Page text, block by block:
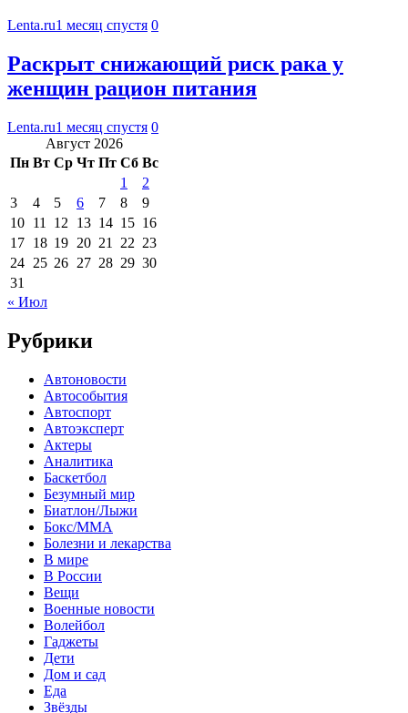
Lenta.ru1 месяц спустя 0
Раскрыт снижающий риск рака у
женщин рацион питания
Lenta.ru1 месяц спустя 0
Август 2026
Пн Вт Ср Чт Пт Сб Вс
1
2
3
4 5 6 7 8
9
10 11 12 13 14 15 16
17 18 19 20 21 22 23
24 25 26 27 28 29 30
31
« Июл
Рубрики
Автоновости
Автособытия
Автоспорт
Автоэксперт
Актеры
Аналитика
Баскетбол
Безумный мир
Биатлон/Лыжи
Бокс/MMA
Болезни и лекарства
В мире
В России
Вещи
Военные новости
Волейбол
Гаджеты
Дети
Дом и сад
Еда
Звёзды